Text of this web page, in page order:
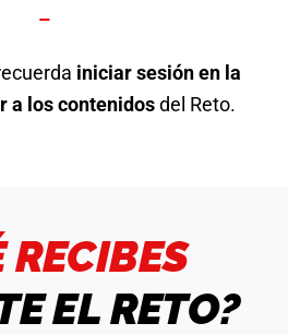
–
iniciar sesión en la
a los contenidosdel Reto.
RECIBES
EL RETO?